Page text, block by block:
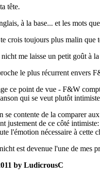
tête.
à la base... et les mots
crois toujours plus malin que
me laisse un petit goût à
le plus récurrent envers
ce point de vue - F&W
qui se veut plutôt
se contente de la comparer
justement de ce côté
l'émotion nécessaire à cette
est devenue l'une de mes
by LudicrousC